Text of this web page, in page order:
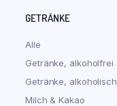
GETRÄNKE
Alle
Getränke, alkoholfrei
Getränke, alkoholisch
Milch & Kakao